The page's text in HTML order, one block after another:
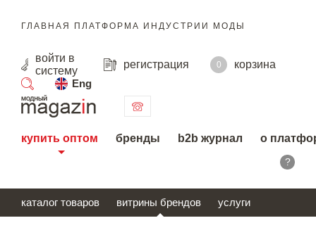
ГЛАВНАЯ ПЛАТФОРМА ИНДУСТРИИ МОДЫ
войти в
систему
регистрация 0
корзина
Eng
поиск
купить оптом бренды b2b журнал о
?
каталог товаров витрины брендов услуги